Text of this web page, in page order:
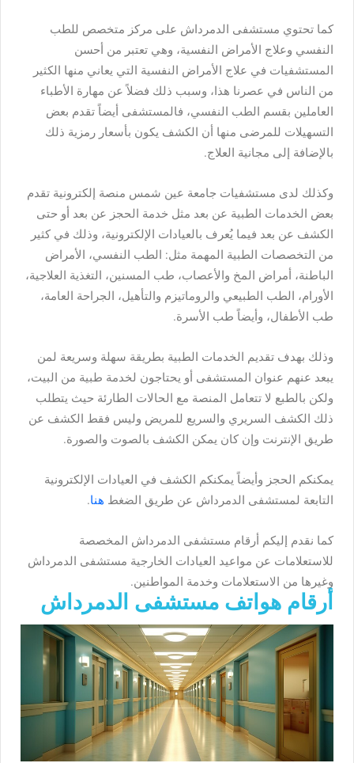
كما تحتوي مستشفى الدمرداش على مركز متخصص للطب
النفسي وعلاج الأمراض النفسية، وهي تعتبر من أحسن
المستشفيات في علاج الأمراض النفسية التي يعاني منها الكثير
من الناس في عصرنا هذا، وسبب ذلك فضلاً عن مهارة الأطباء
العاملين بقسم الطب النفسي، فالمستشفى أيضاً تقدم بعض
التسهيلات للمرضى منها أن الكشف يكون بأسعار رمزية ذلك
بالإضافة إلى مجانية العلاج.
وكذلك لدى مستشفيات جامعة عين شمس منصة إلكترونية تقدم
بعض الخدمات الطبية عن بعد مثل خدمة الحجز عن بعد أو حتى
الكشف عن بعد فيما يُعرف بالعيادات الإلكترونية، وذلك في كثير
من التخصصات الطبية المهمة مثل: الطب النفسي، الأمراض
الباطنة، أمراض المخ والأعصاب، طب المسنين، التغذية العلاجية،
الأورام، الطب الطبيعي والروماتيزم والتأهيل، الجراحة العامة،
طب الأطفال، وأيضاً طب الأسرة.
وذلك بهدف تقديم الخدمات الطبية بطريقة سهلة وسريعة لمن
يبعد عنهم عنوان المستشفى أو يحتاجون لخدمة طبية من البيت،
ولكن بالطبع لا تتعامل المنصة مع الحالات الطارئة حيث يتطلب
ذلك الكشف السريري والسريع للمريض وليس فقط الكشف عن
طريق الإنترنت وإن كان يمكن الكشف بالصوت والصورة.
يمكنكم الحجز وأيضاً يمكنكم الكشف في العيادات الإلكترونية
التابعة لمستشفى الدمرداش عن طريق الضغط هنا.
كما نقدم إليكم أرقام مستشفى الدمرداش المخصصة
للاستعلامات عن مواعيد العيادات الخارجية مستشفى الدمرداش
وغيرها من الاستعلامات وخدمة المواطنين.
أرقام هواتف مستشفى الدمرداش